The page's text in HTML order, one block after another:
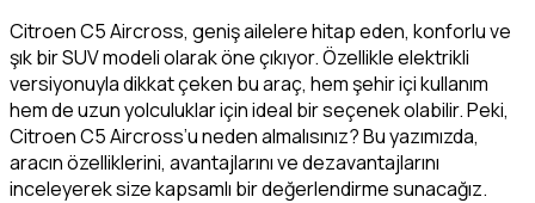
Citroen C5 Aircross, geniş ailelere hitap eden, konforlu ve
şık bir SUV modeli olarak öne çıkıyor. Özellikle elektrikli
versiyonuyla dikkat çeken bu araç, hem şehir içi kullanım
hem de uzun yolculuklar için ideal bir seçenek olabilir. Peki,
Citroen C5 Aircross’u neden almalısınız? Bu yazımızda,
aracın özelliklerini, avantajlarını ve dezavantajlarını
inceleyerek size kapsamlı bir değerlendirme sunacağız.